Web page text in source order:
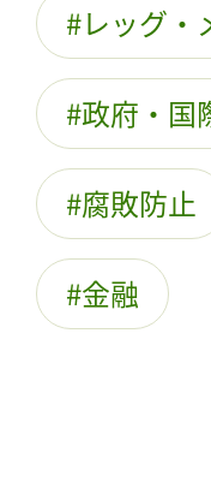
レッグ・
政府・国
腐敗防止
金融